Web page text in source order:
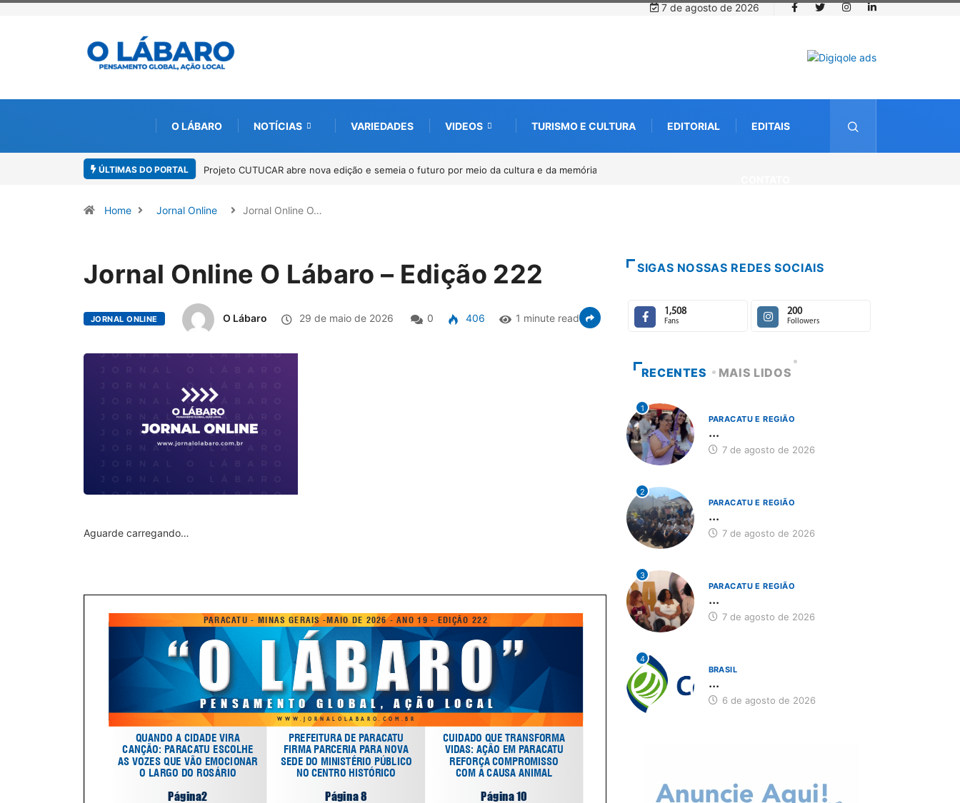
7 de agosto de 2026
O LÁBARO NOTÍCIAS VARIEDADES VIDEOS TURISMO E CULTURA EDITORIAL EDITAIS
ÚLTIMAS DO PORTAL Projeto CUTUCAR abre nova edição e semeia o futuro por meio da cultura e da memória
Home Jornal Online Jornal Online O…
Jornal Online O Lábaro – Edição 222
JORNAL ONLINE O Lábaro 29 de maio de 2026 0 406 1 minute read
Aguarde carregando…
SIGAS NOSSAS REDES SOCIAIS
1,508
Fans
200
Followers
RECENTES MAIS LIDOS
1
PARACATU E REGIÃO
...
7 de agosto de 2026
2
PARACATU E REGIÃO
...
7 de agosto de 2026
3
PARACATU E REGIÃO
...
7 de agosto de 2026
4
BRASIL
...
6 de agosto de 2026